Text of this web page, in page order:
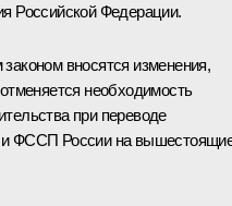
Российской Федерации.
вносятся изменения,
необходимость
при переводе
ФССП России на